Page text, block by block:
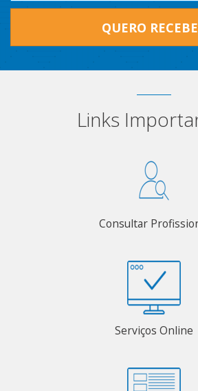
QUERO
Links
Consultar
Serviços Online